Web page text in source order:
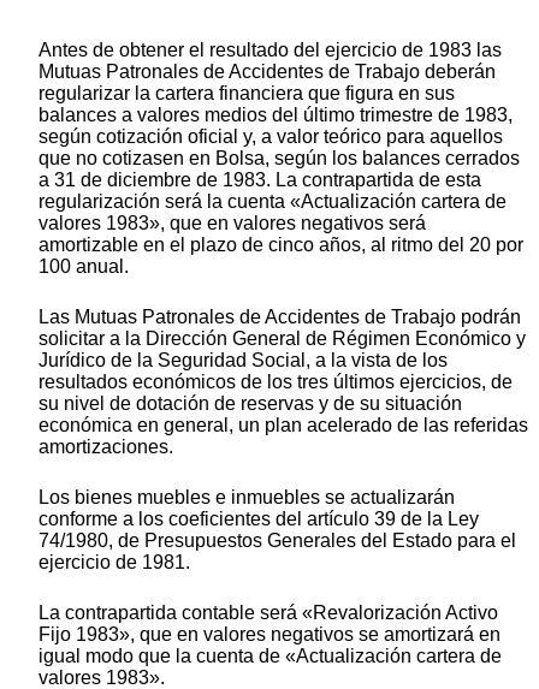
Antes de obtener el resultado del ejercicio de 1983 las
Mutuas Patronales de Accidentes de Trabajo deberán
regularizar la cartera financiera que figura en sus
balances a valores medios del último trimestre de 1983,
según cotización oficial y, a valor teórico para aquellos
que no cotizasen en Bolsa, según los balances cerrados
a 31 de diciembre de 1983. La contrapartida de esta
regularización será la cuenta «Actualización cartera de
valores 1983», que en valores negativos será
amortizable en el plazo de cinco años, al ritmo del 20 por
100 anual.
Las Mutuas Patronales de Accidentes de Trabajo podrán
solicitar a la Dirección General de Régimen Económico y
Jurídico de la Seguridad Social, a la vista de los
resultados económicos de los tres últimos ejercicios, de
su nivel de dotación de reservas y de su situación
económica en general, un plan acelerado de las referidas
amortizaciones.
Los bienes muebles e inmuebles se actualizarán
conforme a los coeficientes del artículo 39 de la Ley
74/1980, de Presupuestos Generales del Estado para el
ejercicio de 1981.
La contrapartida contable será «Revalorización Activo
Fijo 1983», que en valores negativos se amortizará en
igual modo que la cuenta de «Actualización cartera de
valores 1983».